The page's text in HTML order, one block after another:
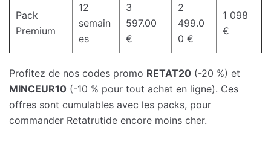
Pack
Premium
12
semain
es
3
597.00
€
2
499.0
0 €
1 098
€
Profitez de nos codes promo RETAT20 (-20 %) et
MINCEUR10 (-10 % pour tout achat en ligne). Ces
offres sont cumulables avec les packs, pour
commander Retatrutide encore moins cher.